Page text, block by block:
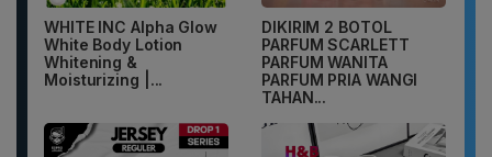
WHITE INC Alpha Glow
White Body Lotion
Whitening &
Moisturizing |...
DIKIRIM 2 BOTOL
PARFUM SCARLETT
PARFUM WANITA
PARFUM PRIA WANGI
TAHAN...